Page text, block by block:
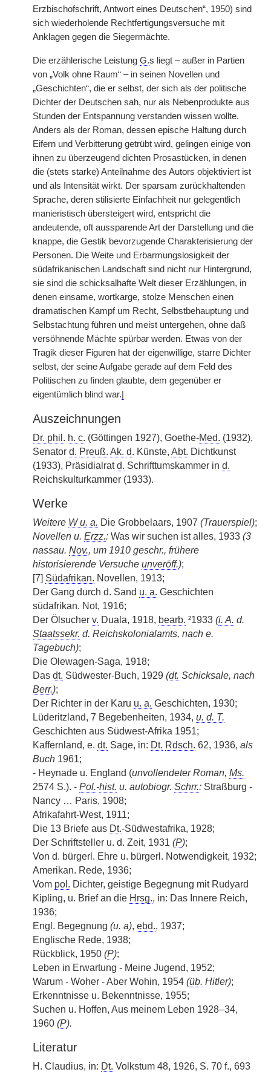
Erzbischofschrift, Antwort eines Deutschen“, 1950) sind
sich wiederholende Rechtfertigungsversuche mit
Anklagen gegen die Siegermächte.
Die erzählerische Leistung G.s liegt – außer in Partien
von „Volk ohne Raum“ – in seinen Novellen und
„Geschichten“, die er selbst, der sich als der politische
Dichter der Deutschen sah, nur als Nebenprodukte aus
Stunden der Entspannung verstanden wissen wollte.
Anders als der Roman, dessen epische Haltung durch
Eifern und Verbitterung getrübt wird, gelingen einige von
ihnen zu überzeugend dichten Prosastücken, in denen
die (stets starke) Anteilnahme des Autors objektiviert ist
und als Intensität wirkt. Der sparsam zurückhaltenden
Sprache, deren stilisierte Einfachheit nur gelegentlich
manieristisch übersteigert wird, entspricht die
andeutende, oft aussparende Art der Darstellung und die
knappe, die Gestik bevorzugende Charakterisierung der
Personen. Die Weite und Erbarmungslosigkeit der
südafrikanischen Landschaft sind nicht nur Hintergrund,
sie sind die schicksalhafte Welt dieser Erzählungen, in
denen einsame, wortkarge, stolze Menschen einen
dramatischen Kampf um Recht, Selbstbehauptung und
Selbstachtung führen und meist untergehen, ohne daß
versöhnende Mächte spürbar werden. Etwas von der
Tragik dieser Figuren hat der eigenwillige, starre Dichter
selbst, der seine Aufgabe gerade auf dem Feld des
Politischen zu finden glaubte, dem gegenüber er
eigentümlich blind war.
Auszeichnungen
Dr. phil. h. c. (Göttingen 1927), Goethe-Med. (1932),
Senator d. Preuß. Ak. d. Künste, Abt. Dichtkunst
(1933), Präsidialratd. Schrifttumskammer in d.
Reichskulturkammer (1933).
Werke
Weitere W u. a. Die Grobbelaars, 1907 (Trauerspiel);
Novellen u. Erzz.: Was wir suchen ist alles, 1933 (3
nassau. Nov., um 1910 geschr., frühere
historisierende Versuche unveröff.);
[7] Südafrikan. Novellen, 1913;
Der Gang durch d. Sand u. a. Geschichten
südafrikan. Not, 1916;
Der Ölsucher v. Duala, 1918, bearb. ²1933 (i. A. d.
Staatssekr. d. Reichskolonialamts, nach e.
Tagebuch);
Die Olewagen-Saga, 1918;
Das dt. Südwester-Buch, 1929 (dt. Schicksale, nach
Berr.);
Der Richter in der Karu u. a. Geschichten, 1930;
Lüderitzland, 7 Begebenheiten, 1934, u. d. T.
Geschichten aus Südwest-Afrika 1951;
Kaffernland, e. dt. Sage, in: Dt. Rdsch. 62, 1936, als
Buch 1961;
- Heynade u. England (unvollendeter Roman, Ms.
2574 S.). - Pol.-hist. u. autobiogr. Schrr.: Straßburg -
Nancy … Paris, 1908;
Afrikafahrt-West, 1911;
Die 13 Briefe aus Dt.-Südwestafrika, 1928;
Der Schriftsteller u. d. Zeit, 1931 (P);
Von d. bürgerl. Ehre u. bürgerl. Notwendigkeit, 1932;
Amerikan. Rede, 1936;
Vom pol. Dichter, geistige Begegnung mit Rudyard
Kipling, u. Brief an die Hrsg., in: Das Innere Reich,
1936;
Engl. Begegnung (u. a), ebd., 1937;
Englische Rede, 1938;
Rückblick, 1950 (P);
Leben in Erwartung - Meine Jugend, 1952;
Warum - Woher - Aber Wohin, 1954 (üb. Hitler);
Erkenntnisse u. Bekenntnisse, 1955;
Suchen u. Hoffen, Aus meinem Leben 1928–34,
1960 (P).
Literatur
H. Claudius, in: Dt. Volkstum 48, 1926, S. 70 f., 693